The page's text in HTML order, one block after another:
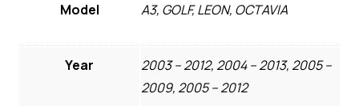
Model A3, GOLF, LEON, OCTAVIA
Year
2003 – 2012, 2004 – 2013, 2005 –
2009, 2005 – 2012